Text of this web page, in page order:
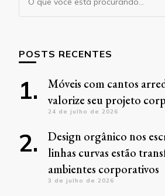
algo?
POSTS RECENTES
Móveis com cantos
valorize seu projeto
24 de julho de 2026
Design orgânico nos
linhas curvas estão
ambientes corporativos
3 de julho de 2026